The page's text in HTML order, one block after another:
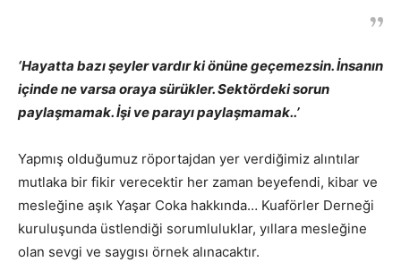
‘Hayatta bazı şeyler vardır ki önüne geçemezsin. İnsanın
içinde ne varsa oraya sürükler. Sektördeki sorun
paylaşmamak. İşi ve parayı paylaşmamak..’
Yapmış olduğumuz röportajdan yer verdiğimiz alıntılar
mutlaka bir fikir verecektir her zaman beyefendi, kibar ve
mesleğine aşık Yaşar Coka hakkında… Kuaförler Derneği
kuruluşunda üstlendiği sorumluluklar, yıllara mesleğine
olan sevgi ve saygısı örnek alınacaktır.